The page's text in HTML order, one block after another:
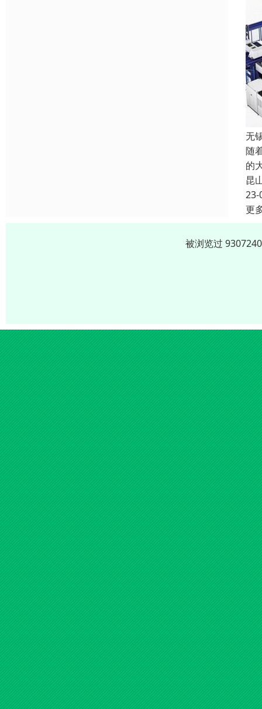
无
随
的
昆
23-
更
被浏览过